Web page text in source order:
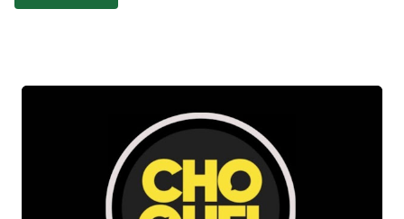
com centenas de AAA (Forza, Starfield, Call of Duty) e futuro-
proof pra 2026. O Switch 1 roda em 1080p dock/720p
handheld e o OLED melhora a tela com cores vibrantes e
pretos profundos – mas gráficos de 2017. A diferença? O